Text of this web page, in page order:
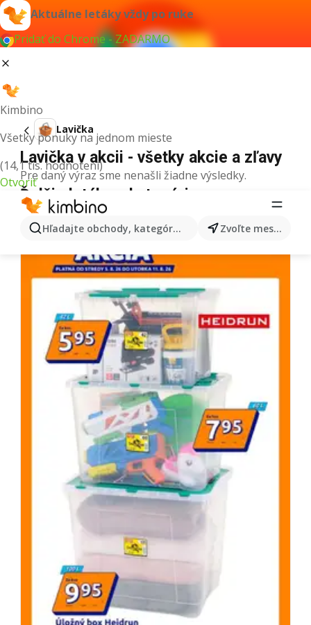
Aktuálne letáky vždy po ruke
Pridať do Chrome - ZADARMO
Kimbino
Všetky ponuky na jednom mieste
(14,1 tis. hodnotení)
Otvoriť
Hľadajte obchody, kategórie, produkty... Zvoľte mesto
Lavička
Lavička v akcii - všetky akcie a zľavy
Pre daný výraz sme nenašli žiadne výsledky.
Ďalšie letáky z kategórie